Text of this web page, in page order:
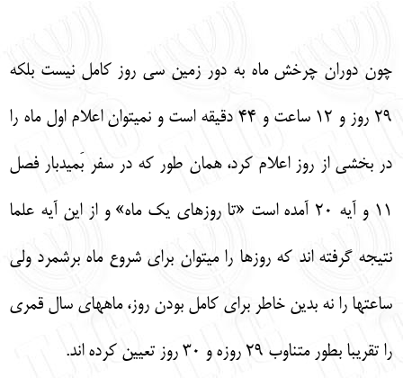
چون دوران چرخش ماه به دور زمين سي روز كامل نيست بلكه
29 روز و 12 ساعت و 44 دقيقه است و نميتوان اعلام اول ماه را
در بخشي از روز اعلام كرد، همان طور كه در سفر بَميدبار فصل
11 و آيه 20 آمده است «تا روزهاي يك ماه» و از اين آيه علما
نتيجه گرفته اند كه روزها را ميتوان براي شروع ماه برشمرد ولي
ساعتها را نه بدين خاطر براي كامل بودن روز، ماههاي سال قمري
را تقريبا بطور متناوب 29 روزه و 30 روز تعيين كرده اند.